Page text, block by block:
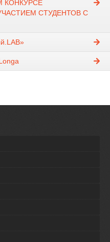
КОНКУРСЕ
СТУДЕНТОВ С